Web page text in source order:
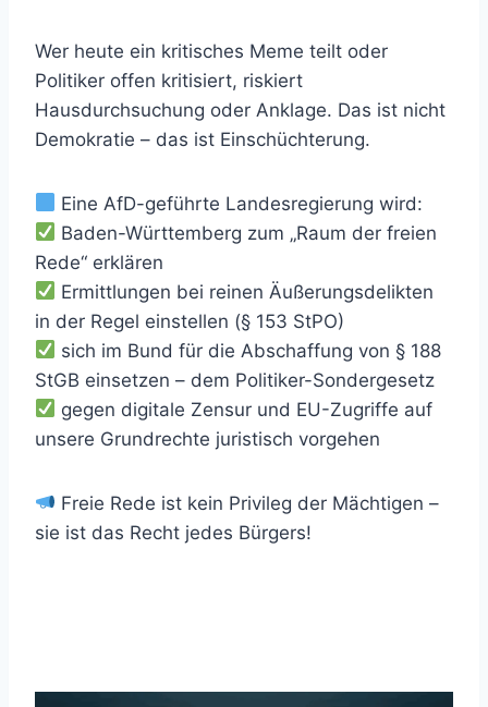
Wer heute ein kritisches Meme teilt oder
Politiker offen kritisiert, riskiert
Hausdurchsuchung oder Anklage. Das ist nicht
Demokratie – das ist Einschüchterung.
Eine AfD-geführte Landesregierung wird:
Baden-Württemberg zum „Raum der freien
Rede“ erklären
Ermittlungen bei reinen Äußerungsdelikten
in der Regel einstellen (§ 153 StPO)
sich im Bund für die Abschaffung von § 188
StGB einsetzen – dem Politiker-Sondergesetz
gegen digitale Zensur und EU-Zugriffe auf
unsere Grundrechte juristisch vorgehen
Freie Rede ist kein Privileg der Mächtigen –
sie ist das Recht jedes Bürgers!